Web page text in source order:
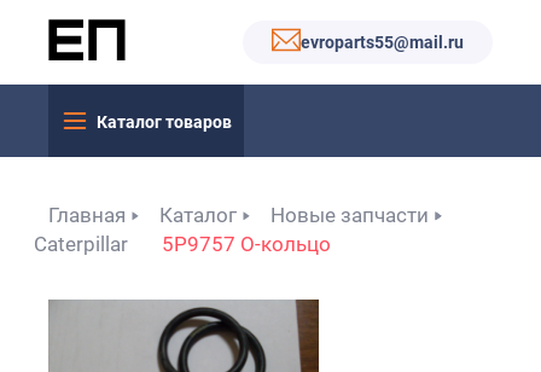
evroparts55@mail.ru
Каталог товаров
Главная Каталог
Новые запчасти
Caterpillar
5P9757 О-кольцо